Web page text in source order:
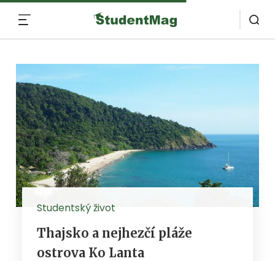
Studentský život
Thajsko a nejhezčí pláže
ostrova Ko Lanta